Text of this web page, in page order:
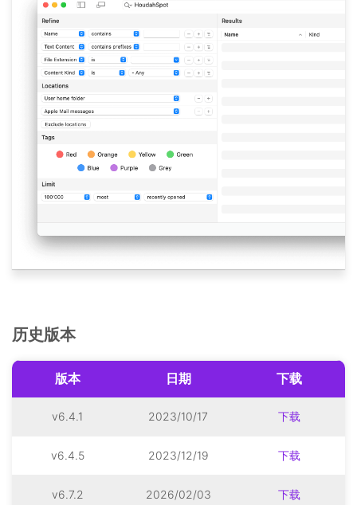
历史版本
版本 日期 下载
v6.4.1 2023/10/17 下载
v6.4.5 2023/12/19 下载
v6.7.2 2026/02/03 下载